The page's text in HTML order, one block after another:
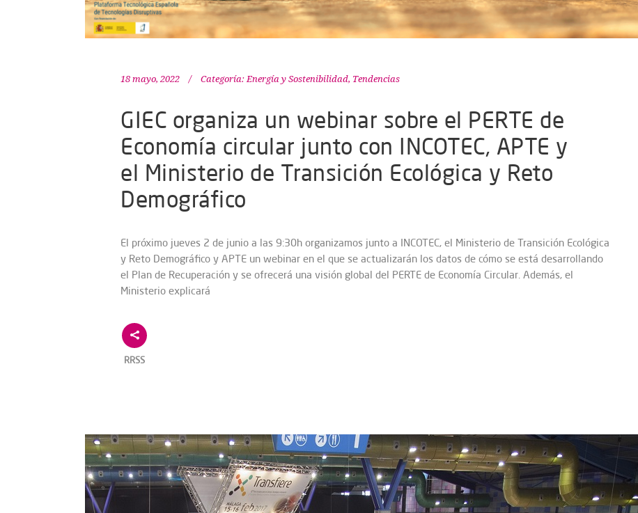
18 mayo, 2022 Categoría: Energía y Sostenibilidad, Tendencias
GIEC organiza un webinar sobre el PERTE de
Economía circular junto con INCOTEC, APTE y
el Ministerio de Transición Ecológica y Reto
Demográfico
El próximo jueves 2 de junio a las 9:30h organizamos junto a INCOTEC, el Ministerio de Transición Ecológica
y Reto Demográfico y APTE un webinar en el que se actualizarán los datos de cómo se está desarrollando
el Plan de Recuperación y se ofrecerá una visión global del PERTE de Economía Circular. Además, el
Ministerio explicará
RRSS